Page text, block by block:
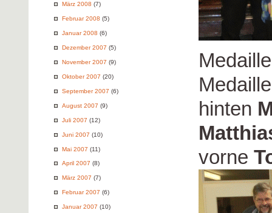
März 2008 (7)
Februar 2008 (5)
Januar 2008 (6)
Dezember 2007 (5)
November 2007 (9)
Oktober 2007 (20)
September 2007 (6)
August 2007 (9)
Juli 2007 (12)
Juni 2007 (10)
Mai 2007 (11)
April 2007 (8)
März 2007 (7)
Februar 2007 (6)
Januar 2007 (10)
hinten
vorne